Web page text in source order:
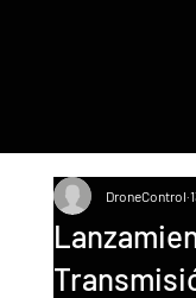
DroneControl